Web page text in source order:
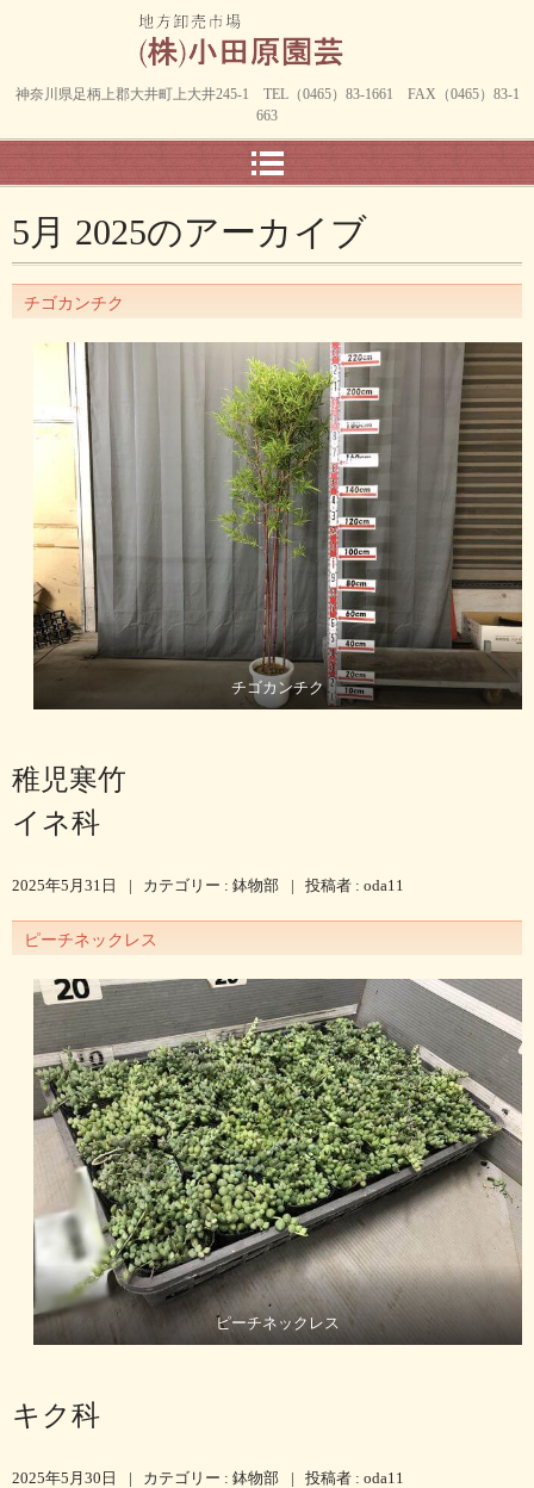
神奈川県足柄上郡大井町上大井245-1 TEL（0465）83-1661 FAX（0465）83-1
663
5月 2025のアーカイブ
チゴカンチク
チゴカンチク
稚児寒竹
イネ科
2025年5月31日 | カテゴリー : 鉢物部 | 投稿者 : oda11
ピーチネックレス
ピーチネックレス
キク科
2025年5月30日 | カテゴリー : 鉢物部 | 投稿者 : oda11